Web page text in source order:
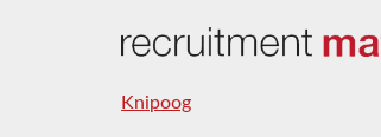
Knipoog